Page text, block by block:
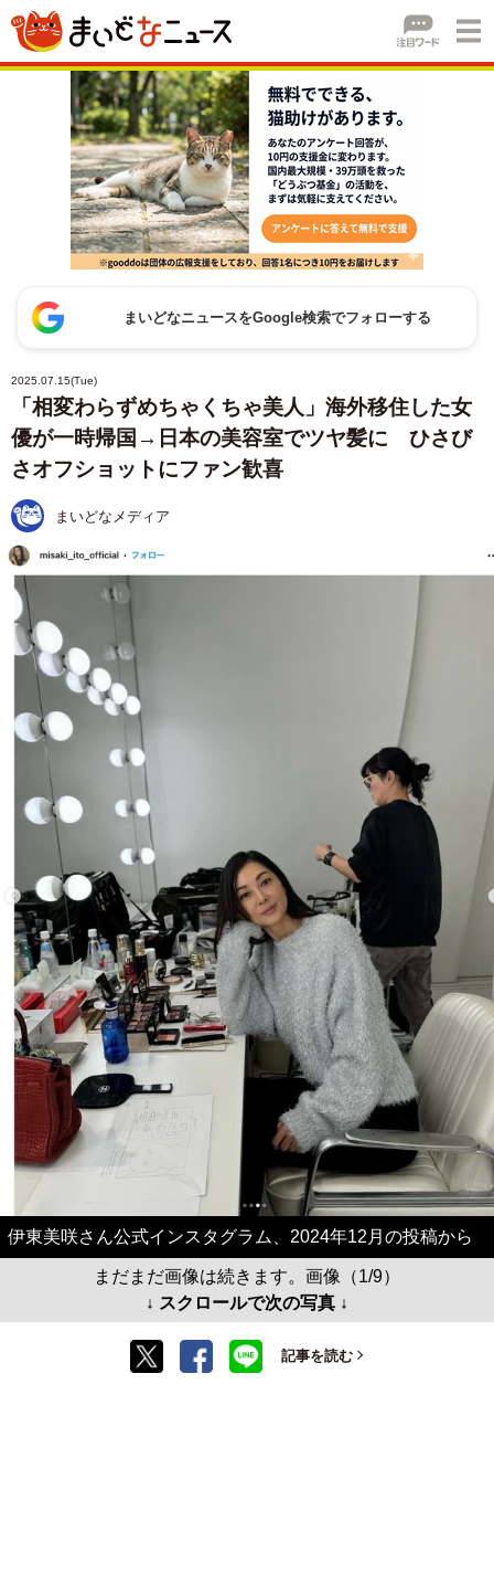
まいどなニュースをGoogle検索でフォローする
2025.07.15(Tue)
「相変わらずめちゃくちゃ美人」海外移住した女
優が一時帰国→日本の美容室でツヤ髪に ひさび
さオフショットにファン歓喜
まいどなメディア
伊東美咲さん公式インスタグラム、2024年12月の投稿から
まだまだ画像は続きます。画像（1/9）
↓ スクロールで次の写真 ↓
記事を読む